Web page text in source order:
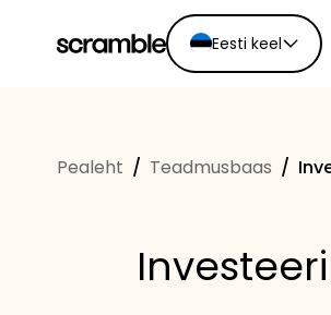
Eesti keel
Español
Deutsch
Pealeht / Teadmusbaas /